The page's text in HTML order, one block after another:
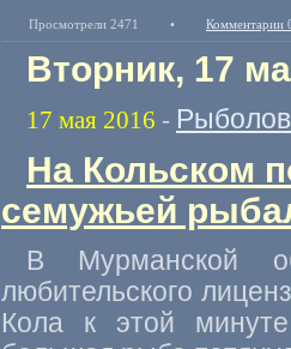
Просмотрели 2471 • Комментарии
Вторник, 17
17 мая 2016 -
На Кольском
семужьей
В Мурманской
любительского
Кола к этой